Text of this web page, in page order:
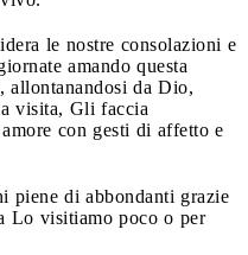
le nostre consolazioni e
amando questa
allontanandosi da Dio,
visita, Gli faccia
con gesti di affetto e
piene di abbondanti grazie
Lo visitiamo poco o per